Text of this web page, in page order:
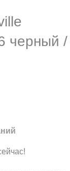
черный /